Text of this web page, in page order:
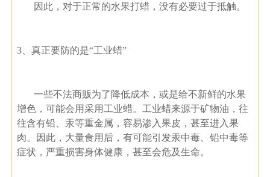
因此，对于正常的水果打蜡，没有必要过于抵触。
3、真正要防的是“工业蜡”
一些不法商贩为了降低成本，或是给不新鲜的水果
增色，可能会用采用工业蜡。工业蜡来源于矿物油，往
往含有铅、汞等重金属，容易渗入果皮，甚至进入果
肉。因此，大量食用后，有可能引发汞中毒、铅中毒等
症状，严重损害身体健康，甚至会危及生命。